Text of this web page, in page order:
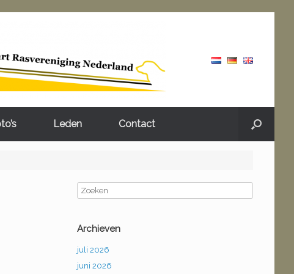
Leden Contact
Archieven
juli 2026
juni 2026